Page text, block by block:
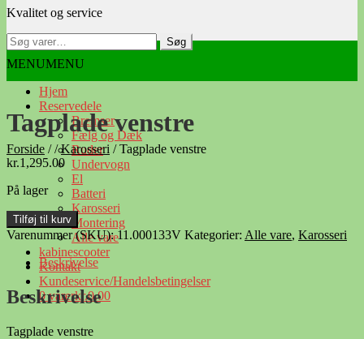
navigation
indhold
Kvalitet og service
Søg
efter:
Søg
MENUMENU
Hjem
Reservedele
Bremser
Fælg og Dæk
Ruder
Undervogn
El
Batteri
Karosseri
Montering
Alle vare
kabinescooter
Kontakt
Kundeservice/Handelsbetingelser
0 varerkr.0.00
Forside //Karosseri /Tagplade venstre
Tagplade venstre
kr.1,295.00
På lager
Tagplade
venstre
Tilføj til kurv
Varenummer (SKU):11.000133V Kategorier: Alle vare, Karosseri
Beskrivelse
Beskrivelse
Tagplade venstre